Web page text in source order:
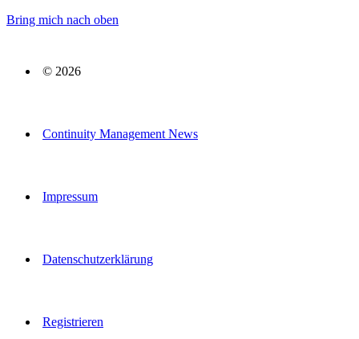
Bring mich nach oben
© 2026
Continuity Management News
Impressum
Datenschutzerklärung
Registrieren